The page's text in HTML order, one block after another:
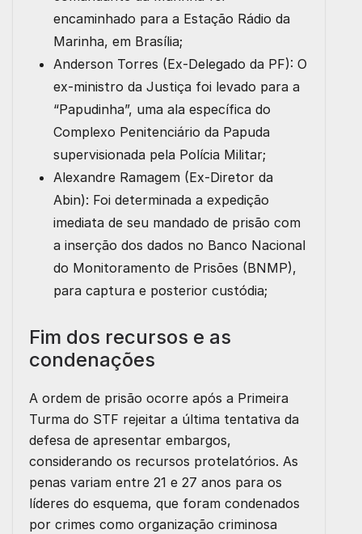
encaminhado para a Estação Rádio da
Marinha, em Brasília;
Anderson Torres (Ex-Delegado da PF): O
ex-ministro da Justiça foi levado para a
“Papudinha”, uma ala específica do
Complexo Penitenciário da Papuda
supervisionada pela Polícia Militar;
Alexandre Ramagem (Ex-Diretor da
Abin): Foi determinada a expedição
imediata de seu mandado de prisão com
a inserção dos dados no Banco Nacional
do Monitoramento de Prisões (BNMP),
para captura e posterior custódia;
Fim dos recursos e as
condenações
A ordem de prisão ocorre após a Primeira
Turma do STF rejeitar a última tentativa da
defesa de apresentar embargos,
considerando os recursos protelatórios. As
penas variam entre 21 e 27 anos para os
líderes do esquema, que foram condenados
por crimes como organização criminosa